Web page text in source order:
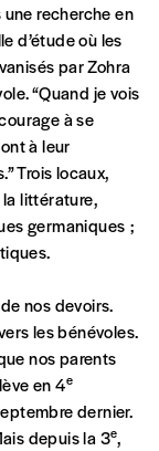
de
LIBRE.
prix
qui
le prix
nos
et
de
recherche en
d’étude où les
par Zohra
“Quand je vois
à se
à leur
Trois locaux,
littérature,
germaniques ;
nos devoirs.
les bénévoles.
nos parents
en 4e
dernier.
depuis la 3e,